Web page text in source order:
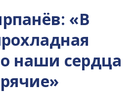
«В
наши сердца